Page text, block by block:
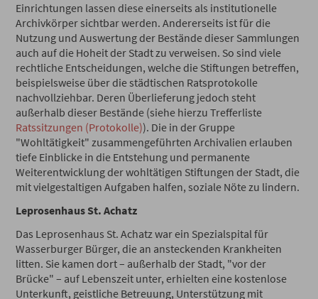
Einrichtungen lassen diese einerseits als institutionelle
Archivkörper sichtbar werden. Andererseits ist für die
Nutzung und Auswertung der Bestände dieser Sammlungen
auch auf die Hoheit der Stadt zu verweisen. So sind viele
rechtliche Entscheidungen, welche die Stiftungen betreffen,
beispielsweise über die städtischen Ratsprotokolle
nachvollziehbar. Deren Überlieferung jedoch steht
außerhalb dieser Bestände (siehe hierzu Trefferliste
Ratssitzungen (Protokolle)). Die in der Gruppe
"Wohltätigkeit" zusammengeführten Archivalien erlauben
tiefe Einblicke in die Entstehung und permanente
Weiterentwicklung der wohltätigen Stiftungen der Stadt, die
mit vielgestaltigen Aufgaben halfen, soziale Nöte zu lindern.
Leprosenhaus St. Achatz
Das Leprosenhaus St. Achatz war ein Spezialspital für
Wasserburger Bürger, die an ansteckenden Krankheiten
litten. Sie kamen dort – außerhalb der Stadt, "vor der
Brücke" – auf Lebenszeit unter, erhielten eine kostenlose
Unterkunft, geistliche Betreuung, Unterstützung mit